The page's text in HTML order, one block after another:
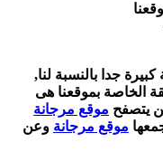
جدا بالنسبة لنا,
الخاصة بموقعنا هى
يتصفح موقع مرجانة
موقع مرجانة وعن